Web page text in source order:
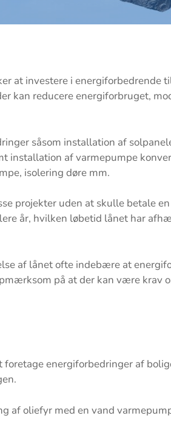
at investere i energiforbedrende
kan reducere energiforbruget,
såsom installation af
installation af varmepumpe
isolering døre mm.
projekter uden at skulle betale
år, hvilken løbetid lånet har
af lånet ofte indebære at
på at der kan være krav
energiforbedringer af
af oliefyr med en vand